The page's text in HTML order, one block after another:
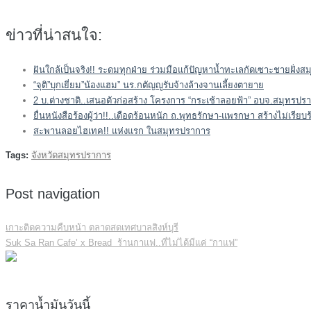
ข่าวที่น่าสนใจ:
ฝันใกล้เป็นจริง!! ระดมทุกฝ่าย ร่วมมือแก้ปัญหาน้ำทะเลกัดเซาะชายฝั่งส
“จุติ”บุกเยี่ยม”น้องแฮม” นร.กตัญญูรับจ้างล้างจานเลี้ยงตายาย
2 บ.ต่างชาติ..เสนอตัวก่อสร้าง โครงการ “กระเช้าลอยฟ้า” อบจ.สมุทรปร
ยื่นหนังสือร้องผู้ว่า!!..เดือดร้อนหนัก ถ.พุทธรักษา-แพรกษา สร้างไม่เรียบ
สะพานลอยไฮเทค!! แห่งแรก ในสมุทรปราการ
Tags: จังหวัดสมุทรปราการ
Post navigation
เกาะติดความคืบหน้า ตลาดสดเทศบาลสิงห์บุรี
Suk Sa Ran Cafe’ x Bread ร้านกาแฟ..ที่ไม่ได้มีแค่ “กาแฟ”
ราคาน้ำมันวันนี้